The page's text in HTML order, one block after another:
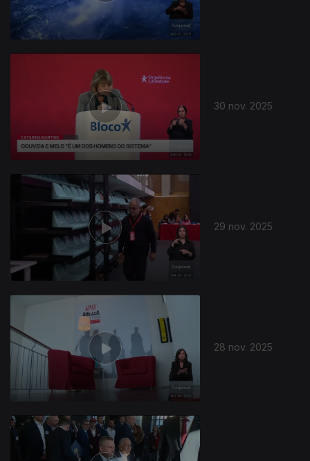
30 nov. 2025
29 nov. 2025
28 nov. 2025
892257